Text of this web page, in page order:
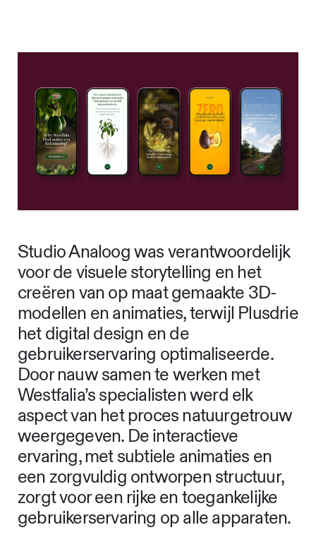
Studio Analoog was verantwoordelijk
voor de visuele storytelling en het
creëren van op maat gemaakte 3D-
modellen en animaties, terwijl Plusdrie
het digital design en de
gebruikerservaring optimaliseerde.
Door nauw samen te werken met
Westfalia’s specialisten werd elk
aspect van het proces natuurgetrouw
weergegeven. De interactieve
ervaring, met subtiele animaties en
een zorgvuldig ontworpen structuur,
zorgt voor een rijke en toegankelijke
gebruikerservaring op alle apparaten.